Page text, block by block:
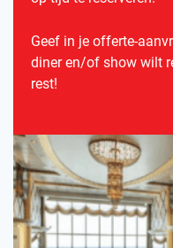
Geef in je offerte-
diner en/of show wilt
rest!